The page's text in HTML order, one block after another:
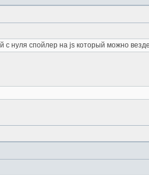
спойлер на js который можно везде